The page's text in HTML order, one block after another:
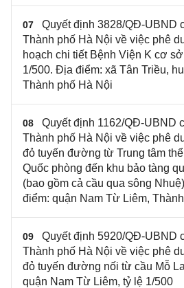
07
Quyết định 3828/QĐ-UBND
Thành phố Hà Nội về việc phê
hoạch chi tiết Bệnh Viện K cơ
1/500. Địa điểm: xã Tân Triều,
Thành phố Hà Nội
08
Quyết định 1162/QĐ-UBND
Thành phố Hà Nội về việc phê
đỏ tuyến đường từ Trung tâm
Quốc phòng đến khu bảo tàng
(bao gồm cả cầu qua sông
điểm: quận Nam Từ Liêm,
09
Quyết định 5920/QĐ-UBND
Thành phố Hà Nội về việc phê
đỏ tuyến đường nối từ cầu Mỗ
quận Nam Từ Liêm, tỷ lệ 1/500